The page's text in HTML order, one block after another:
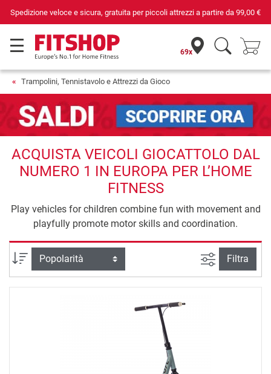
Spedizione veloce e sicura, gratuita per piccoli attrezzi a partire da 99,00 €
69x
Trampolini, Tennistavolo e Attrezzi da Gioco
ACQUISTA VEICOLI GIOCATTOLO DAL
NUMERO 1 IN EUROPA PER L’HOME
FITNESS
Play vehicles for children combine fun with movement and
playfully promote motor skills and coordination.
Ordina per Ricerca
Filtra